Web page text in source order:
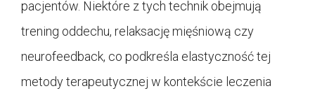
pacjentów. Niektóre z tych technik obejmują
trening oddechu, relaksację mięśniową czy
neurofeedback, co podkreśla elastyczność tej
metody terapeutycznej w kontekście leczenia